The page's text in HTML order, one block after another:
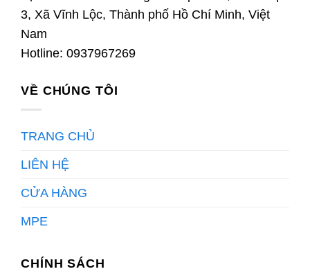
3, Xã Vĩnh Lộc, Thành phố Hồ Chí Minh, Việt
Nam
Hotline: 0937967269
VỀ CHÚNG TÔI
TRANG CHỦ
LIÊN HỆ
CỬA HÀNG
MPE
CHÍNH SÁCH